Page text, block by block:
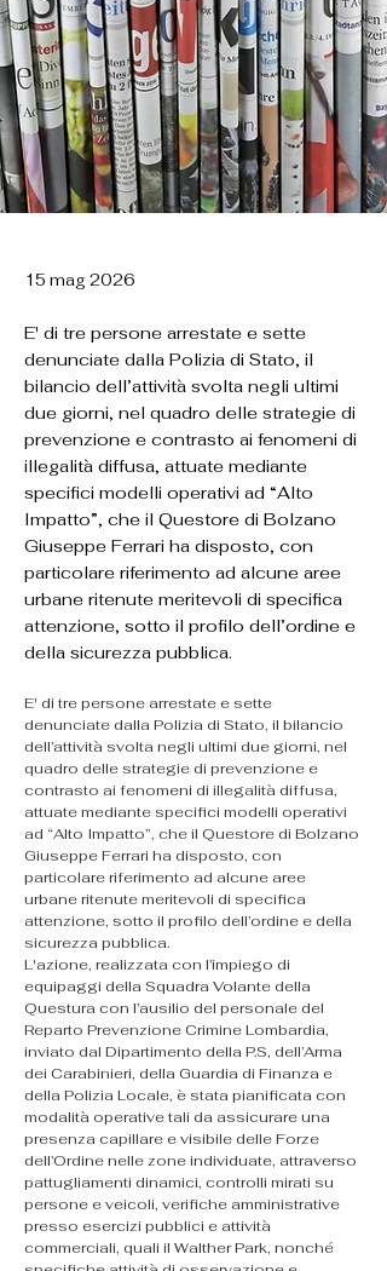
15 mag 2026
E' di tre persone arrestate e sette
denunciate dalla Polizia di Stato, il
bilancio dell’attività svolta negli ultimi
due giorni, nel quadro delle strategie di
prevenzione e contrasto ai fenomeni di
illegalità diffusa, attuate mediante
specifici modelli operativi ad “Alto
Impatto”, che il Questore di Bolzano
Giuseppe Ferrari ha disposto, con
particolare riferimento ad alcune aree
urbane ritenute meritevoli di specifica
attenzione, sotto il profilo dell’ordine e
della sicurezza pubblica.
E' di tre persone arrestate e sette
denunciate dalla Polizia di Stato, il bilancio
dell’attività svolta negli ultimi due giorni, nel
quadro delle strategie di prevenzione e
contrasto ai fenomeni di illegalità diffusa,
attuate mediante specifici modelli operativi
ad “Alto Impatto”, che il Questore di Bolzano
Giuseppe Ferrari ha disposto, con
particolare riferimento ad alcune aree
urbane ritenute meritevoli di specifica
attenzione, sotto il profilo dell’ordine e della
sicurezza pubblica.
L'azione, realizzata con l’impiego di
equipaggi della Squadra Volante della
Questura con l’ausilio del personale del
Reparto Prevenzione Crimine Lombardia,
inviato dal Dipartimento della P.S, dell’Arma
dei Carabinieri, della Guardia di Finanza e
della Polizia Locale, è stata pianificata con
modalità operative tali da assicurare una
presenza capillare e visibile delle Forze
dell’Ordine nelle zone individuate, attraverso
pattugliamenti dinamici, controlli mirati su
persone e veicoli, verifiche amministrative
presso esercizi pubblici e attività
commerciali, quali il Walther Park, nonché